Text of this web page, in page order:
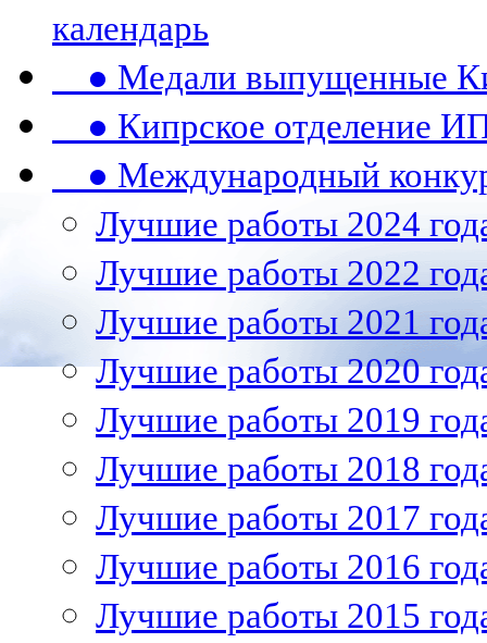
календарь
● Медали выпущенные
● Кипрское отделение
● Международный
Лучшие работы 2024
Лучшие работы 2022
Лучшие работы 2021
Лучшие работы 2020
Лучшие работы 2019
Лучшие работы 2018
Лучшие работы 2017
Лучшие работы 2016
Лучшие работы 2015